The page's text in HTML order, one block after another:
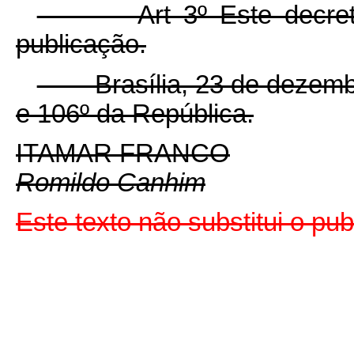
Art 3º Este decreto
publicação.
Brasília, 23 de
e 106º da República.
ITAMAR FRANCO
Romildo Canhim
Este texto não substitui o